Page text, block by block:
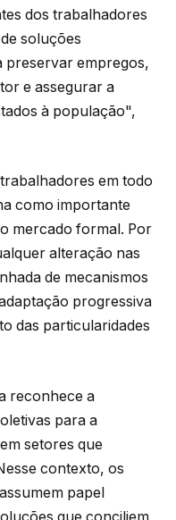
dos trabalhadores
soluções
preservar empregos,
e assegurar a
à população",
em todo
como importante
mercado formal. Por
alteração nas
de mecanismos
progressiva
das particularidades
reconhece a
para a
setores que
contexto, os
papel